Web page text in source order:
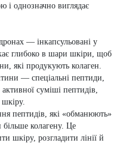
і однозначно виглядає
— інкапсульовані у
глибоко в шари шкіри, щоб
які продукують колаген.
— спеціальні пептиди,
суміші пептидів,
пептидів, які «обманюють»
колагену. Це
шкіру, розгладити лінії й